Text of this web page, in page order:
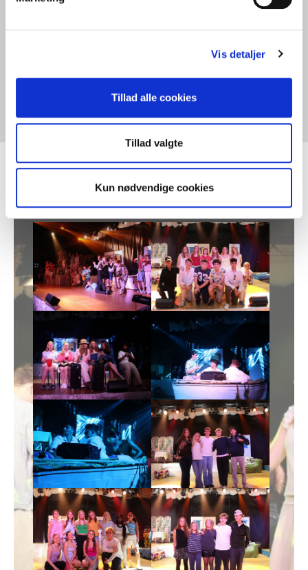
Vis detaljer
Tillad alle cookies
Tillad valgte
Kun nødvendige cookies
Tidligere legatmodtagere
Show larger version Show larger version
Show larger version Show larger version
Show larger version Show larger version
Show larger version Show larger version